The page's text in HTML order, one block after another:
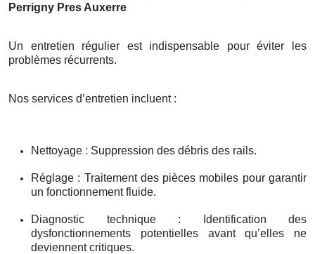
Perrigny Pres Auxerre
Un entretien régulier est indispensable pour éviter les
problèmes récurrents.
Nos services d’entretien incluent :
Nettoyage : Suppression des débris des rails.
Réglage : Traitement des pièces mobiles pour garantir
un fonctionnement fluide.
Diagnostic technique : Identification des
dysfonctionnements potentielles avant qu’elles ne
deviennent critiques.